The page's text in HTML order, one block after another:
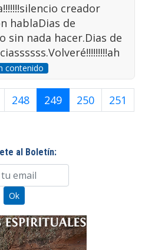
creador
hablaDias de
sin nada hacer.Dias de
contenido
248 249 250
251
al Boletín: